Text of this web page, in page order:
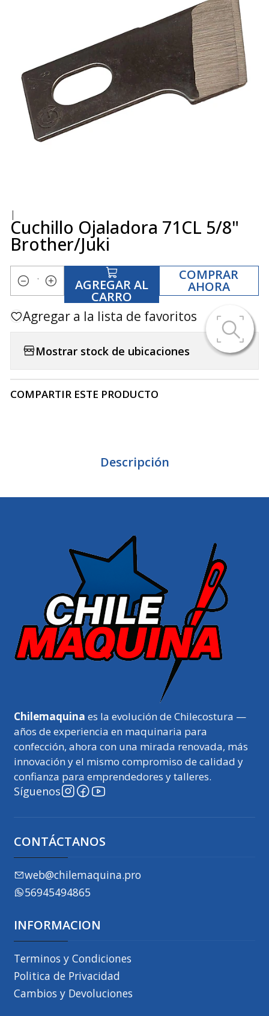
|
Cuchillo Ojaladora 71CL 5/8"
Brother/Juki
Cantidad AGREGAR AL
CARRO
COMPRAR
AHORA
Agregar a la lista de favoritos
Mostrar stock de ubicaciones
COMPARTIR ESTE PRODUCTO
Descripción
Chilemaquina es la evolución de Chilecostura —
años de experiencia en maquinaria para
confección, ahora con una mirada renovada, más
innovación y el mismo compromiso de calidad y
confianza para emprendedores y talleres.
Síguenos
CONTÁCTANOS
web@chilemaquina.pro
56945494865
INFORMACION
Terminos y Condiciones
Politica de Privacidad
Cambios y Devoluciones